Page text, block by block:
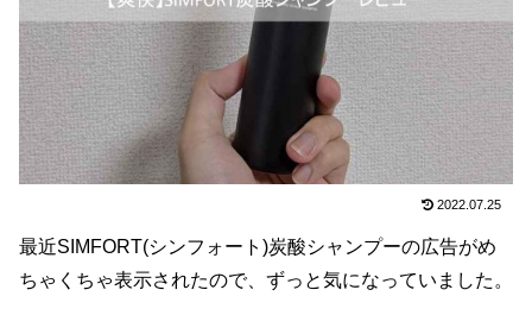
2022.07.25
最近SIMFORT(シンフォート)炭酸シャンプーの広告がめ
ちゃくちゃ表示されたので、ずっと気になっていました。